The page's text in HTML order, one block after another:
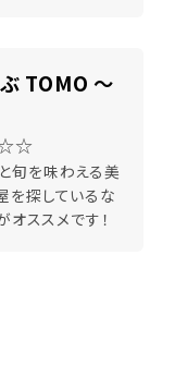
TOMO ～
旬を味わえる美
を探しているな
オススメです！